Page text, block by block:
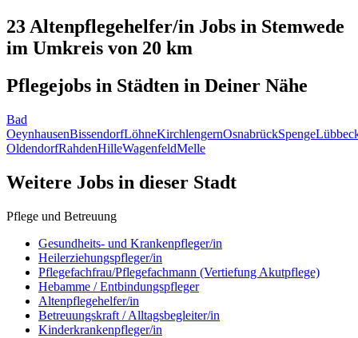
23 Altenpflegehelfer/in Jobs in Stemwede
im Umkreis von 20 km
Pflegejobs in Städten in Deiner Nähe
Bad
OeynhausenBissendorfLöhneKirchlengernOsnabrückSpenge
OldendorfRahdenHilleWagenfeldMelle
Weitere Jobs in dieser Stadt
Pflege und Betreuung
Gesundheits- und Krankenpfleger/in
Heilerziehungspfleger/in
Pflegefachfrau/Pflegefachmann (Vertiefung Akutpflege)
Hebamme / Entbindungspfleger
Altenpflegehelfer/in
Betreuungskraft / Alltagsbegleiter/in
Kinderkrankenpfleger/in